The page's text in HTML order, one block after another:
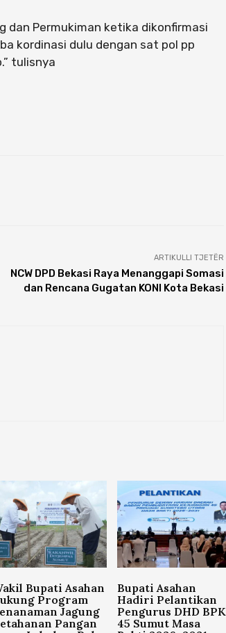
dan Permukiman ketika dikonfirmasi
kordinasi dulu dengan sat pol pp
tulisnya
ARTIKULLI TJETËR
NCW DPD Bekasi Raya Menanggapi Somasi
dan Rencana Gugatan KONI Kota Bekasi
Bupati Asahan
Program
Jagung
Pangan
Bupati Asahan
Hadiri Pelantikan
Pengurus DHD BPK
45 Sumut Masa